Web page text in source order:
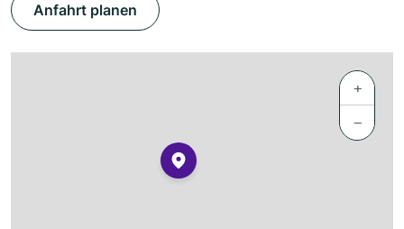
Anfahrt planen
+
−